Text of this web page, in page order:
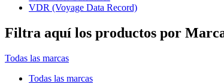
VDR (Voyage Data Record)
Filtra aquí los productos por
Todas las marcas
Todas las marcas